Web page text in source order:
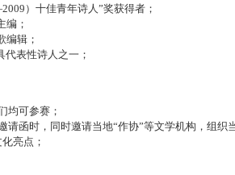
）十佳青年诗人”奖获得者；
编；
编辑；
代表性诗人之一；
均可参赛；
函时，同时邀请当地“作协”等文学机构，组织
亮点；